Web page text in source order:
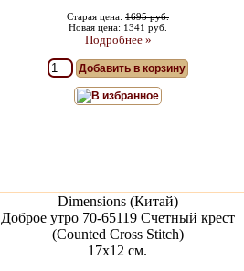
Старая цена: 1695 руб.
Новая цена: 1341 руб.
Подробнее »
Добавить в корзину
В избранное
Dimensions (Китай)
Доброе утро 70-65119 Счетный крест
(Counted Cross Stitch)
17х12 см.